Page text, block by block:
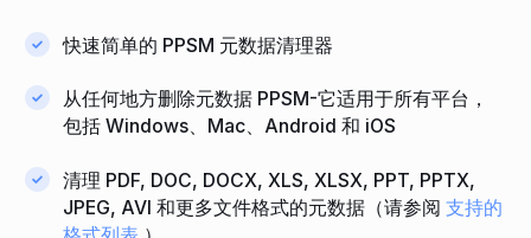
快速简单的 PPSM 元数据清理器
从任何地方删除元数据 PPSM-它适用于所有平台，
包括 Windows、Mac、Android 和 iOS
清理 PDF, DOC, DOCX, XLS, XLSX, PPT, PPTX,
JPEG, AVI 和更多文件格式的元数据（请参阅支持的